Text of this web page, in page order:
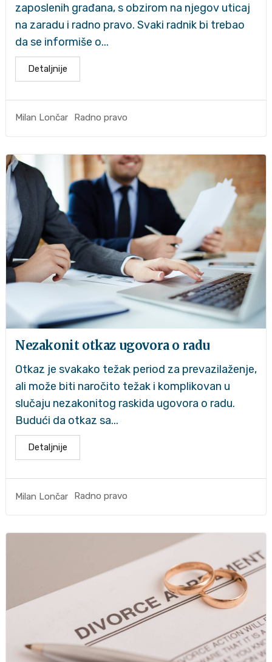
Milan Lončar Radno pravo
zaposlenih građana, s obzirom na njegov uticaj
na zaradu i radno pravo. Svaki radnik bi trebao
da se informiše o...
Detaljnije
Nezakonit otkaz ugovora o radu
Milan Lončar Radno pravo
Otkaz je svakako težak period za prevazilaženje,
ali može biti naročito težak i komplikovan u
slučaju nezakonitog raskida ugovora o radu.
Budući da otkaz sa...
Detaljnije